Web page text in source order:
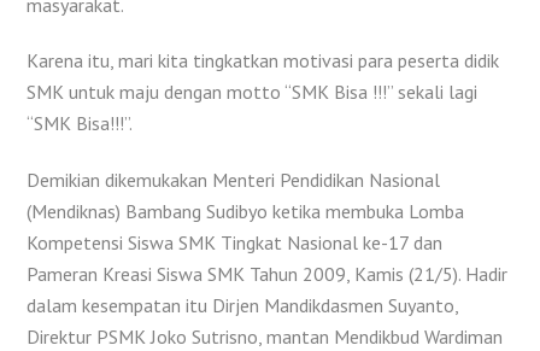
Karena itu, mari kita tingkatkan motivasi para peserta didik
SMK untuk maju dengan motto “SMK Bisa !!!” sekali lagi
“SMK Bisa!!!”.
Demikian dikemukakan Menteri Pendidikan Nasional
(Mendiknas) Bambang Sudibyo ketika membuka Lomba
Kompetensi Siswa SMK Tingkat Nasional ke-17 dan
Pameran Kreasi Siswa SMK Tahun 2009, Kamis (21/5). Hadir
dalam kesempatan itu Dirjen Mandikdasmen Suyanto,
Direktur PSMK Joko Sutrisno, mantan Mendikbud Wardiman